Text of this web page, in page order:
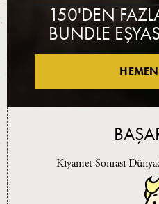
150'DEN
BUNDLE
Kıyamet Sonrası